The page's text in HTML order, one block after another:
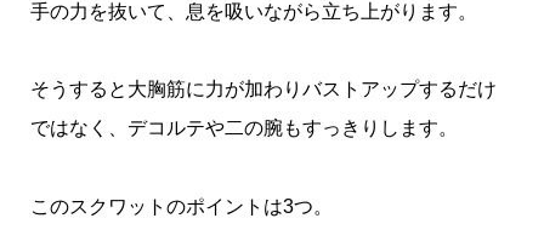
手の力を抜いて、息を吸いながら立ち上がります。
そうすると大胸筋に力が加わりバストアップするだけ
ではなく、デコルテや二の腕もすっきりします。
このスクワットのポイントは3つ。